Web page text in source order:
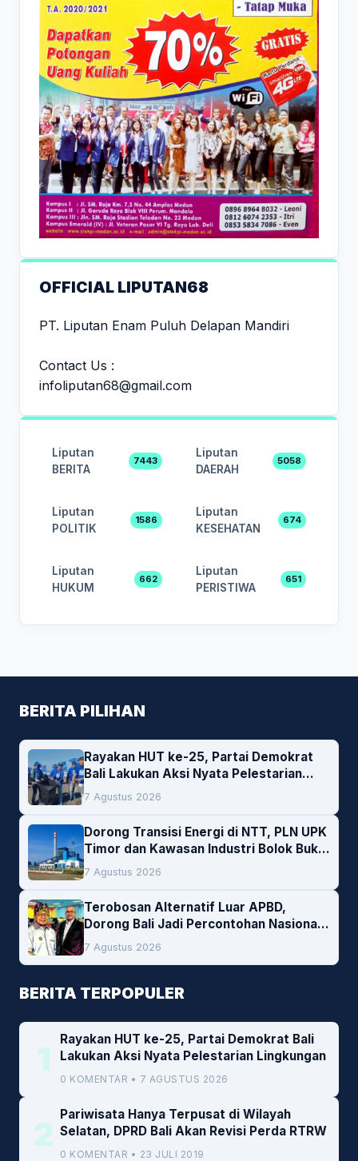
OFFICIAL LIPUTAN68
PT. Liputan Enam Puluh Delapan Mandiri
Contact Us :
infoliputan68@gmail.com
Liputan
BERITA
7443
Liputan
DAERAH
5058
Liputan
POLITIK
1586
Liputan
KESEHATAN
674
Liputan
HUKUM
662
Liputan
PERISTIWA
651
BERITA PILIHAN
Rayakan HUT ke-25, Partai Demokrat
Bali Lakukan Aksi Nyata Pelestarian
Lingkungan
7 Agustus 2026
Dorong Transisi Energi di NTT, PLN UPK
Timor dan Kawasan Industri Bolok Buka
Peluang Investasi Woodchip untuk
Cofiring PLTU Bolok
7 Agustus 2026
Terobosan Alternatif Luar APBD,
Dorong Bali Jadi Percontohan Nasional
Pembiayaan Daerah
7 Agustus 2026
BERITA TERPOPULER
1
Rayakan HUT ke-25, Partai Demokrat Bali
Lakukan Aksi Nyata Pelestarian Lingkungan
0 KOMENTAR • 7 AGUSTUS 2026
2
Pariwisata Hanya Terpusat di Wilayah
Selatan, DPRD Bali Akan Revisi Perda RTRW
0 KOMENTAR • 23 JULI 2019